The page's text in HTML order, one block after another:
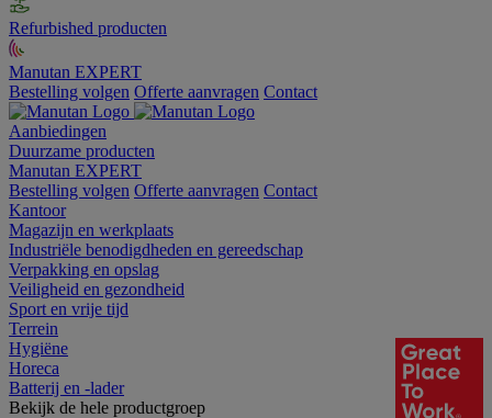
Refurbished producten
Manutan EXPERT
Bestelling volgen Offerte aanvragen Contact
Aanbiedingen
Duurzame producten
Manutan EXPERT
Bestelling volgen Offerte aanvragen Contact
Kantoor
Magazijn en werkplaats
Industriële benodigdheden en gereedschap
Verpakking en opslag
Veiligheid en gezondheid
Sport en vrije tijd
Terrein
Hygiëne
Horeca
Batterij en -lader
Bekijk de hele productgroep